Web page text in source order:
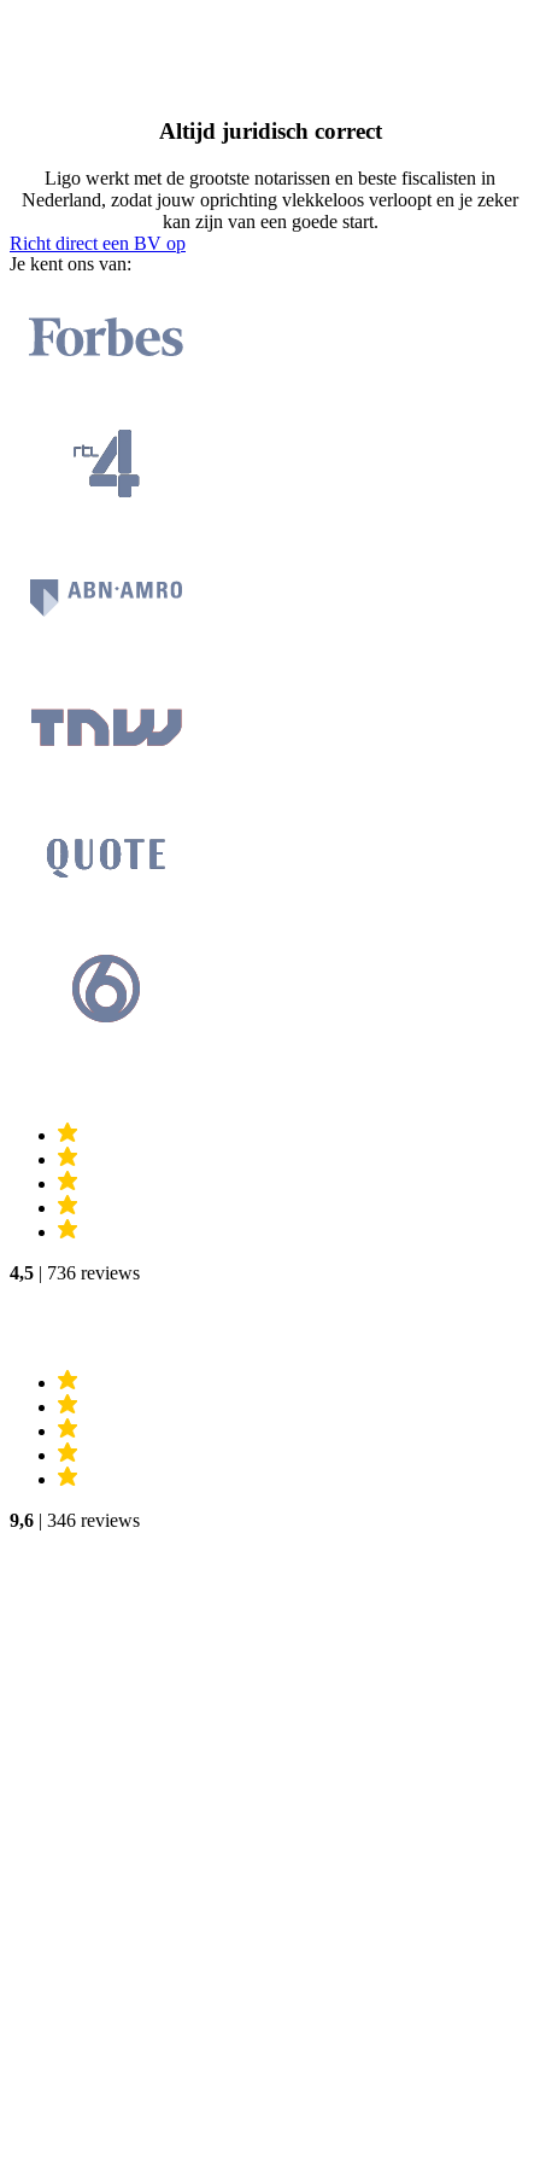
Altijd juridisch correct
Ligo werkt met de grootste notarissen en beste fiscalisten in
Nederland, zodat jouw oprichting vlekkeloos verloopt en je zeker
kan zijn van een goede start.
Richt direct een BV op
Je kent ons van:
4,5 | 736 reviews
9,6 | 346 reviews